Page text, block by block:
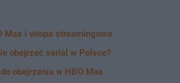
Max i wtopa streamingowa
obejrzeć serial w Polsce?
obejrzenia w HBO Max